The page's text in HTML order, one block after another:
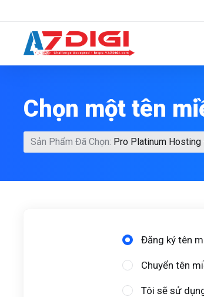
Chọn một tên
Sản Phẩm Đã Chọn: Pro Platinum Hosting
Đăng ký tên
Chuyển tên
Tôi sẽ sử